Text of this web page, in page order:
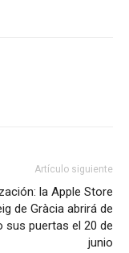
Artículo siguiente
la Apple Store
de Gràcia abrirá de
sus puertas el 20 de
junio